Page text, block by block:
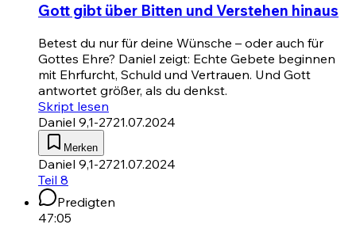
Gott gibt über Bitten und Verstehen hinaus
Betest du nur für deine Wünsche – oder auch für
Gottes Ehre? Daniel zeigt: Echte Gebete beginnen
mit Ehrfurcht, Schuld und Vertrauen. Und Gott
antwortet größer, als du denkst.
Skript lesen
Daniel 9,1-2721.07.2024
Merken
Daniel 9,1-2721.07.2024
Teil 8
Predigten
47:05